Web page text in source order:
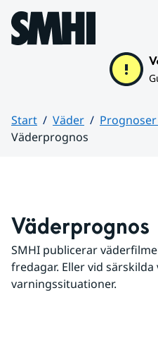
Hoppa till sidans innehåll
Start Väder
Väderprognos
Väderprognos
SMHI publicerar
fredagar. Eller vid särskilda
varningssituationer.